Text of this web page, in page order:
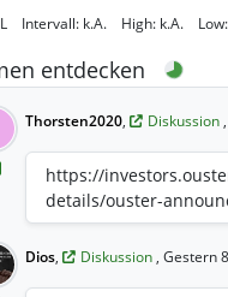
Intervall: k.A. High: k.A. Low:
entdecken
Thorsten2020, Diskussion
https://
details/ouster-
Dios, Diskussion , Gestern